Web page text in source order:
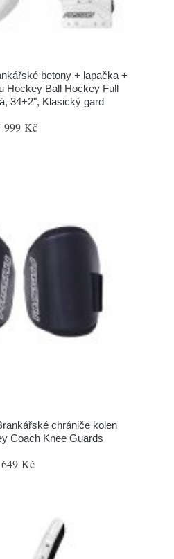
betony + lapačka +
Hockey Ball Hockey Full
34+2", Klasický gard
999 Kč
chrániče kolen
Coach Knee Guards
Kč